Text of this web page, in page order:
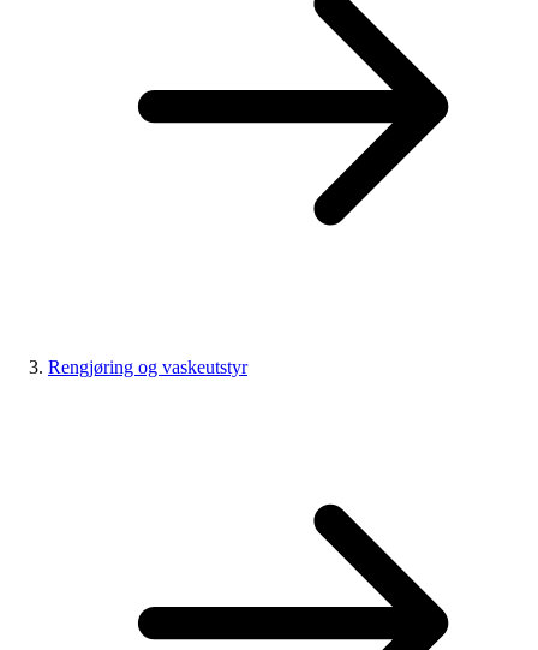
Rengjøring og vaskeutstyr